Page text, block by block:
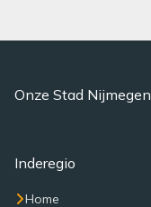
Onze Stad Nijmegen
Inderegio
Home